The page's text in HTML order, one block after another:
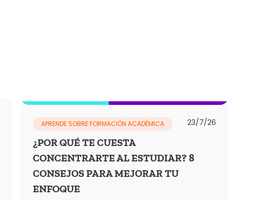
APRENDE SOBRE FORMACIÓN ACADÉMICA 23/7/26
¿POR QUÉ TE CUESTA
CONCENTRARTE AL ESTUDIAR? 8
CONSEJOS PARA MEJORAR TU
ENFOQUE